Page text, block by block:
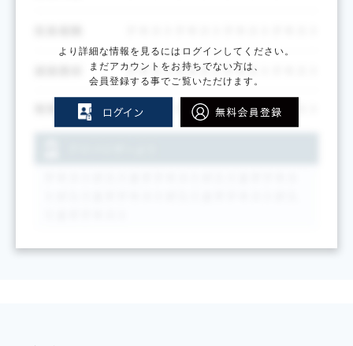
より詳細な情報を見るにはログインしてください。
まだアカウントをお持ちでない方は、
会員登録する事でご覧いただけます。